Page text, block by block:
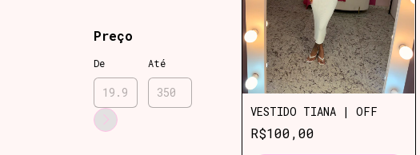
Preço
De Até
VESTIDO TIANA | OFF
R$100,00